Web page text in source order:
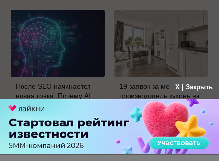
После SEO начинается
новая гонка. Почему AI
Velocity может стать
главным KPI бизнеса в
ближайшие пять лет
19 заявок за месяц: как
производитель кухонь на
заказ протестировал
Авито Рекламу в Самаре
X | Закрыть